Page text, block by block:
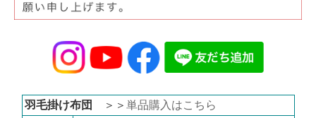
羽毛掛け布団 ＞＞単品購入はこちら